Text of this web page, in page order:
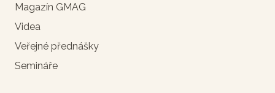
Magazín GMAG
Videa
Veřejné přednášky
Semináře